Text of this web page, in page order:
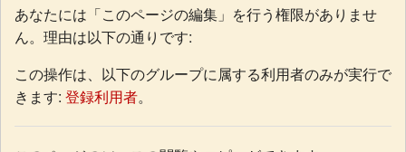
あなたには「このページの編集」を行う権限がありませ
ん。理由は以下の通りです:
この操作は、以下のグループに属する利用者のみが実行で
きます: 登録利用者。